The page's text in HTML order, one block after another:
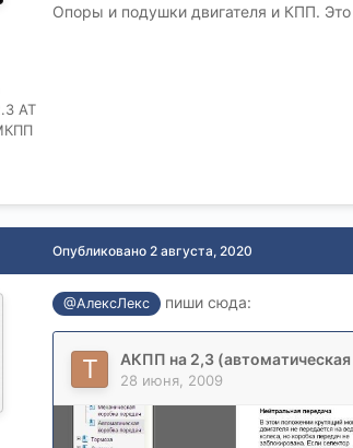
АТ
Опоры и подушки двигателя и КПП. Это
Опубликовано 2 августа, 2020
@АлексЛекс пиши сюда: